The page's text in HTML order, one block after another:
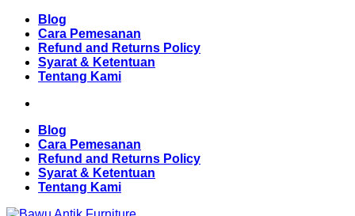
Skip
content
Blog
Cara Pemesanan
Refund and Returns Policy
Syarat & Ketentuan
Tentang Kami
Blog
Cara Pemesanan
Refund and Returns Policy
Syarat & Ketentuan
Tentang Kami